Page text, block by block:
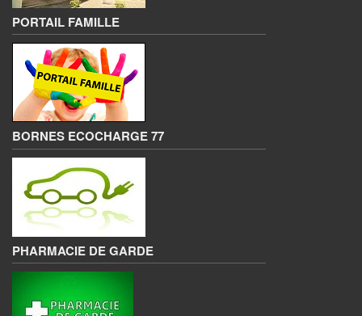
PORTAIL FAMILLE
BORNES ECOCHARGE 77
PHARMACIE DE GARDE